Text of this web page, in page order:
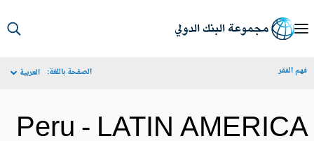
الفقر الصفحة باللغة: العربية
Peru - LATIN